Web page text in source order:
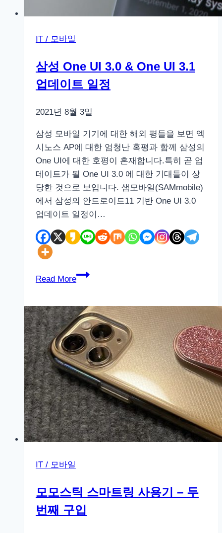
IT / 모바일
삼성 One UI 3.0 & One UI 3.1
업데이트 일정
2021년 8월 3일
삼성 모바일 기기에 대한 해외 평들을 보면 엑
시노스 AP에 대한 엄청난 혹평과 함께 삼성의
One UI에 대한 호평이 혼재합니다.특히 곧 업
데이트가 될 One UI 3.0 에 대한 기대들이 상
당한 것으로 보입니다. 샘모바일(SAMmobile)
에서 삼성의 안드로이드11 기반 One UI 3.0
업데이트 일정이…
Read More
삼
UI
3.0
&
One
UI
3.1
업
데
이
트
IT / 모바일
모모스틱 스마트링 사용기 – 두
번째 구입